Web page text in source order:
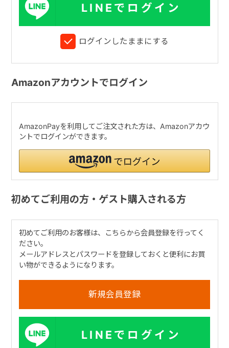
LINEでログイン
ログインしたままにする
Amazonアカウントでログイン
AmazonPayを利用してご注文された方は、Amazonアカウ
ントでログインができます。
初めてご利用の方・ゲスト購入される方
初めてご利用のお客様は、こちらから会員登録を行ってく
ださい。
メールアドレスとパスワードを登録しておくと便利にお買
い物ができるようになります。
LINEでログイン